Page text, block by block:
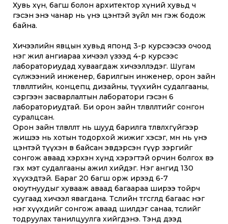
Хувь хүн, багш болон архитектор хүний хувьд ч
гэсэн энэ чанар нь үнэ цэнтэй зүйл мөн гэж бодож
байна.
Хичээлийн явцын хувьд японд 3-р курсээсээ очоод
нэг жил ангиараа хичээл үзээд 4-р курсээс
лабораториудад хуваагдаж хичээллэдэг. Шугам
сүлжээний инженер, барилгын инженер, орон зайн
төлөвлөлтийн, концепц дизайны, түүхийн судалгааны,
сэргээн засварлалтын лаборатори гэсэн 6
лабораториудтай. Би орон зайн төлөвлөлтийг сонгон
суралцсан.
Орон зайн төлөвлөлт нь шууд барилга төлөвлөхгүйгээр
жишээ нь хотын тодорхой жижиг хэсэг, өмнө нь үнэ
цэнтэй түүхэн өв байсан эвдэрсэн гүүр зэргийг
сонгож аваад хэрхэн хүнд хэрэгтэй орчин болгох вэ
гэх мэт судалгааны ажил хийдэг. Нэг ангид 130
хүүхэдтэй. Бараг 20 багш орж ирээд 6-7
оюутнуудыг хувааж аваад багаараа ширээ тойрч
суугаад хичээл явагдана. Төслийн төгсгөлд багаас нэг
нэг хүүхдийг сонгож аваад шилдэг санаа, төслийг
тодруулах танилцуулга хийгдэнэ. Тэнд дээд